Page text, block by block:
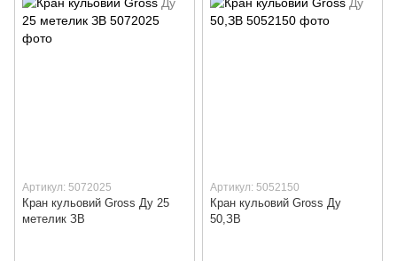
Артикул: 5072025
Кран кульовий Gross Ду 25
метелик ЗВ
Артикул: 5052150
Кран кульовий Gross Ду
50,ЗВ